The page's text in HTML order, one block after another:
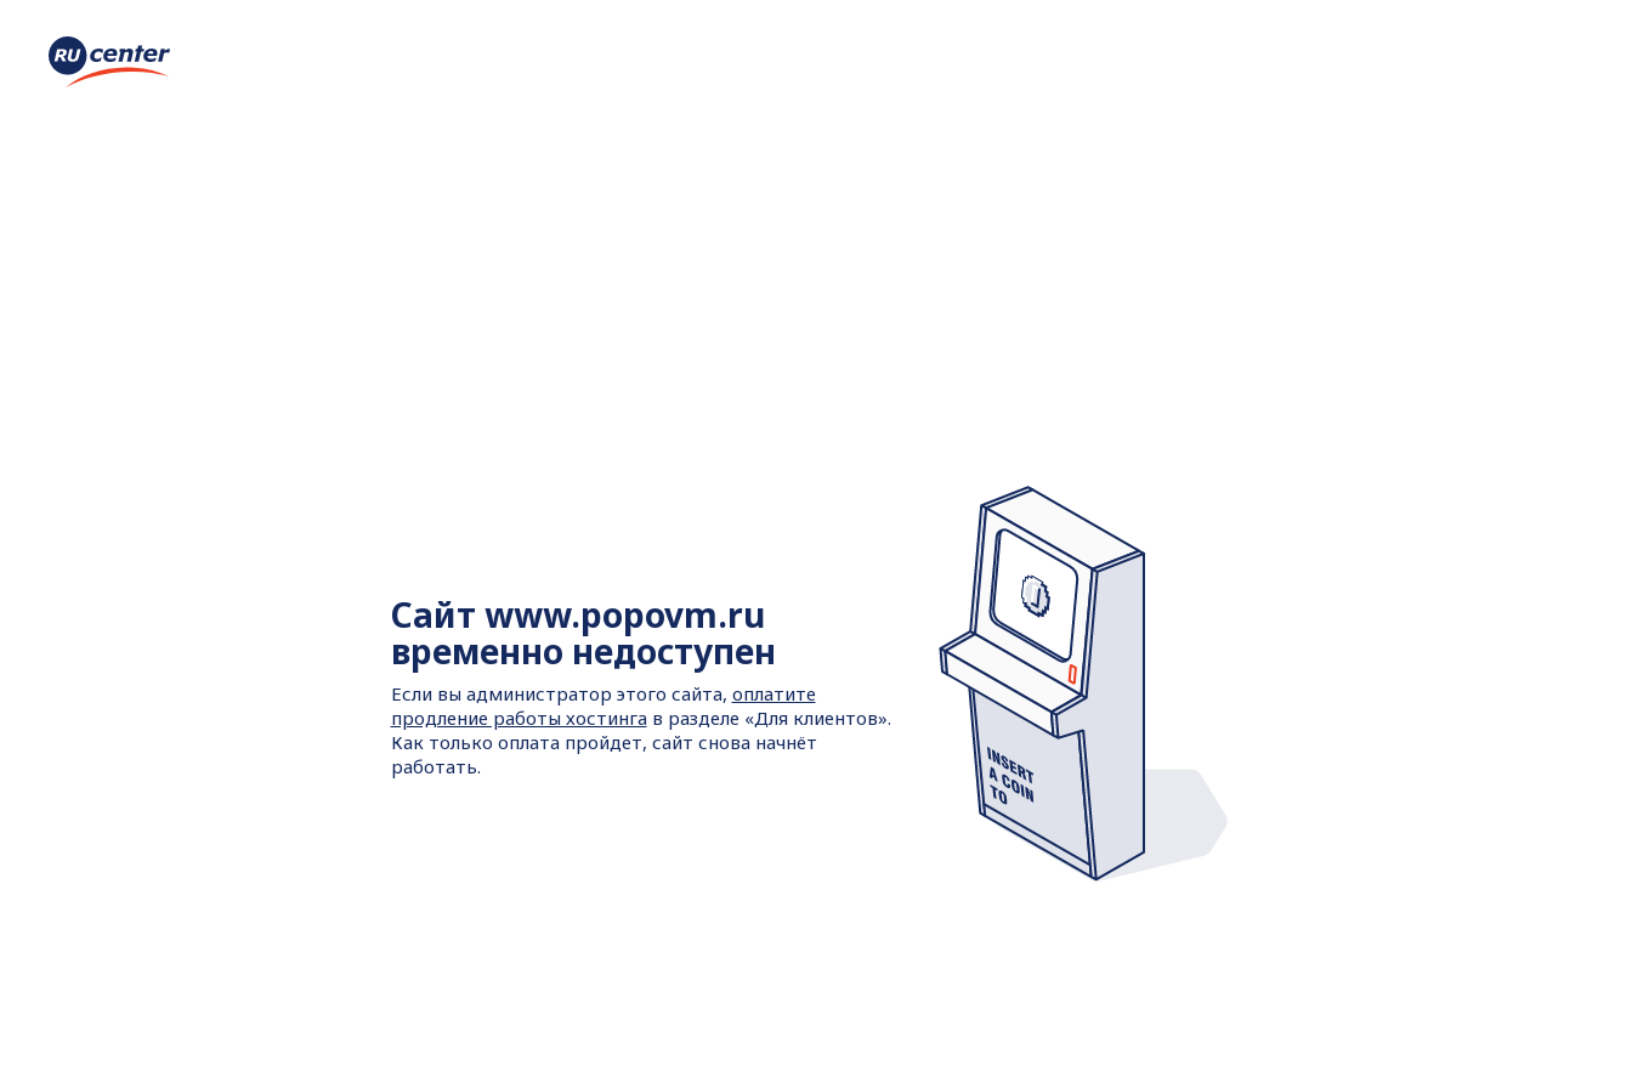
Сайт www.popovm.ru
временно недоступен
Если вы администратор этого сайта, оплатите
продление работы хостинга в разделе «Для клиентов».
Как только оплата пройдет, сайт снова начнёт
работать.